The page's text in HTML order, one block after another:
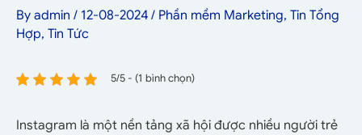
By admin / 12-08-2024 / Phần mềm Marketing, Tin Tổng
Hợp, Tin Tức
5/5 - (1 bình chọn)
Instagram là một nền tảng xã hội được nhiều người trẻ